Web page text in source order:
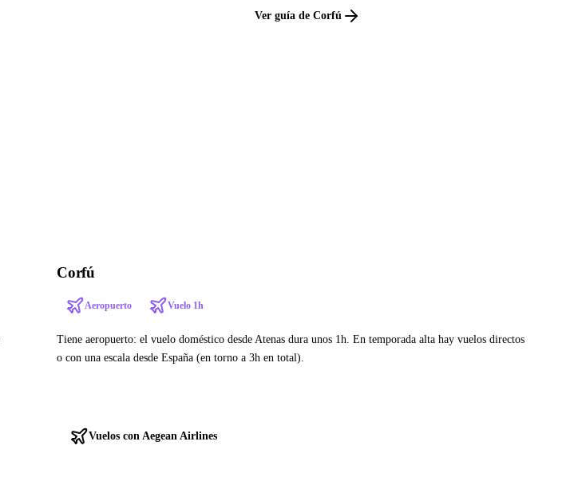
Ver guía de Corfú
Corfú
Aeropuerto Vuelo 1h
Tiene aeropuerto: el vuelo doméstico desde Atenas dura unos 1h. En temporada alta hay vuelos directos
o con una escala desde España (en torno a 3h en total).
Vuelos con Aegean Airlines